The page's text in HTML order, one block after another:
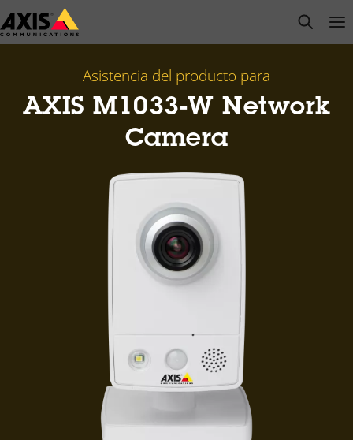
Saltar
al
open
Asistencia del producto para
AXIS M1033-W Network
Camera